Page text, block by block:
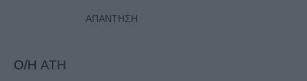
ΑΠΆΝΤΗΣΗ
Ο/Η ATH